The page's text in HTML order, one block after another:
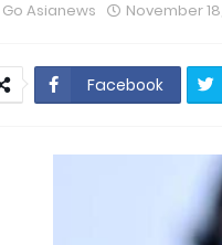
Go Asianews November
Facebook